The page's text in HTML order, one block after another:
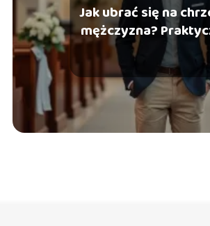
Jak ubrać się na
mężczyzna?
porady i stylizacje